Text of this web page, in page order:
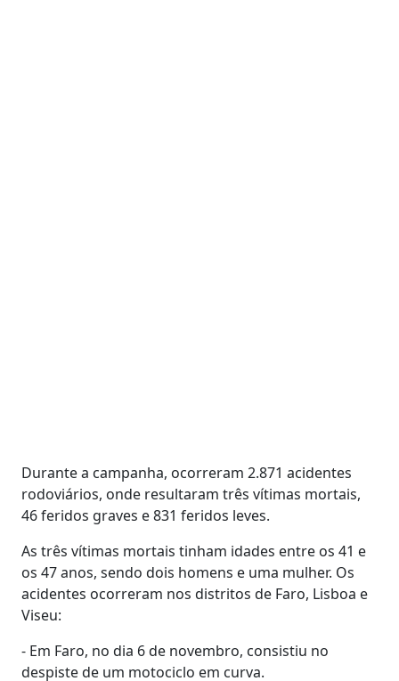
Durante a campanha, ocorreram 2.871 acidentes
rodoviários, onde resultaram três vítimas mortais,
46 feridos graves e 831 feridos leves.
As três vítimas mortais tinham idades entre os 41 e
os 47 anos, sendo dois homens e uma mulher. Os
acidentes ocorreram nos distritos de Faro, Lisboa e
Viseu:
- Em Faro, no dia 6 de novembro, consistiu no
despiste de um motociclo em curva.